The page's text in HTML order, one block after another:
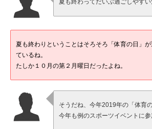
夏も終わってだいぶ過ごしやすい
夏も終わりということはそろそろ「体育の日」
ているね。
たしか１０月の第２月曜日だったよね。
そうだね、今年2019年の「体育
今年も例のスポーツイベントに参